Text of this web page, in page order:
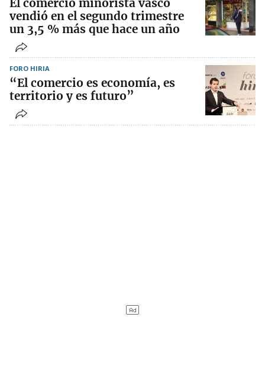
El comercio minorista vasco
vendió en el segundo trimestre
un 3,5 % más que hace un año
FORO HIRIA
“El comercio es economía, es
territorio y es futuro”